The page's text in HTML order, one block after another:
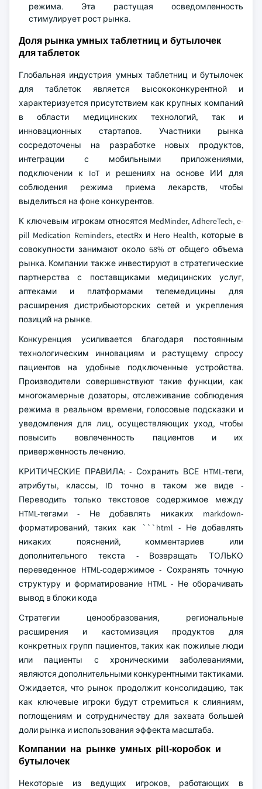
режима. Эта растущая осведомленность
стимулирует рост рынка.
Доля рынка умных таблетниц и бутылочек
для таблеток
Глобальная индустрия умных таблетниц и бутылочек
для таблеток является высококонкурентной и
характеризуется присутствием как крупных компаний
в области медицинских технологий, так и
инновационных стартапов. Участники рынка
сосредоточены на разработке новых продуктов,
интеграции с мобильными приложениями,
подключении к IoT и решениях на основе ИИ для
соблюдения режима приема лекарств, чтобы
выделиться на фоне конкурентов.
К ключевым игрокам относятся MedMinder, AdhereTech, e-
pill Medication Reminders, etectRx и Hero Health, которые в
совокупности занимают около 68% от общего объема
рынка. Компании также инвестируют в стратегические
партнерства с поставщиками медицинских услуг,
аптеками и платформами телемедицины для
расширения дистрибьюторских сетей и укрепления
позиций на рынке.
Конкуренция усиливается благодаря постоянным
технологическим инновациям и растущему спросу
пациентов на удобные подключенные устройства.
Производители совершенствуют такие функции, как
многокамерные дозаторы, отслеживание соблюдения
режима в реальном времени, голосовые подсказки и
уведомления для лиц, осуществляющих уход, чтобы
повысить вовлеченность пациентов и их
приверженность лечению.
КРИТИЧЕСКИЕ ПРАВИЛА: - Сохранить ВСЕ HTML-теги,
атрибуты, классы, ID точно в таком же виде -
Переводить только текстовое содержимое между
HTML-тегами - Не добавлять никаких markdown-
форматирований, таких как ```html - Не добавлять
никаких пояснений, комментариев или
дополнительного текста - Возвращать ТОЛЬКО
переведенное HTML-содержимое - Сохранять точную
структуру и форматирование HTML - Не оборачивать
вывод в блоки кода
Стратегии ценообразования, региональные
расширения и кастомизация продуктов для
конкретных групп пациентов, таких как пожилые люди
или пациенты с хроническими заболеваниями,
являются дополнительными конкурентными тактиками.
Ожидается, что рынок продолжит консолидацию, так
как ключевые игроки будут стремиться к слияниям,
поглощениям и сотрудничеству для захвата большей
доли рынка и использования эффекта масштаба.
Компании на рынке умных pill-коробок и
бутылочек
Некоторые из ведущих игроков, работающих в